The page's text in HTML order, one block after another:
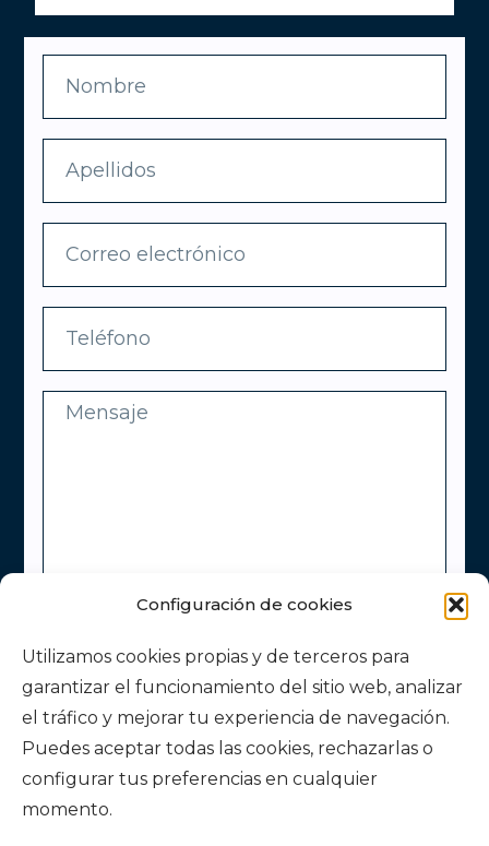
Configuración de cookies
Utilizamos cookies propias y de terceros para
garantizar el funcionamiento del sitio web, analizar
el tráfico y mejorar tu experiencia de navegación.
Puedes aceptar todas las cookies, rechazarlas o
configurar tus preferencias en cualquier
momento.